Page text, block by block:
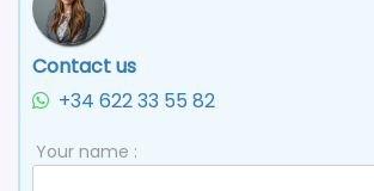
Contact us
+34 622 33 55 82
Your name :